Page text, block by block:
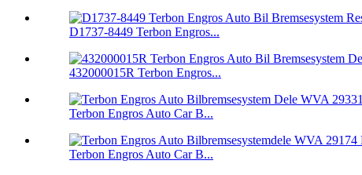
D1737-8449 Terbon Engros...
432000015R Terbon Engros...
Terbon Engros Auto Car B...
Terbon Engros Auto Car B...